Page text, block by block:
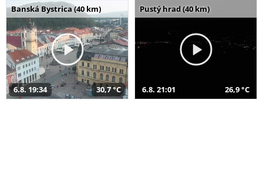
Banská Bystrica (40 km)
6.8. 19:34 30,7 °C
Pustý hrad (40 km)
6.8. 21:01 26,9 °C